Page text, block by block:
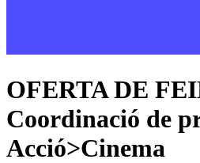
OFERTA DE
Coordinació de
Acció>Cinema